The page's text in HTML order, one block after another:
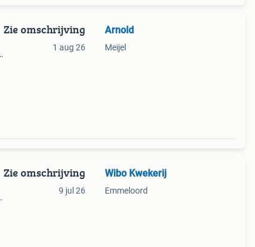
Zie omschrijving
1 aug 26
Arnold
Meijel
Zie omschrijving
9 jul 26
Wibo Kwekerij
Emmeloord